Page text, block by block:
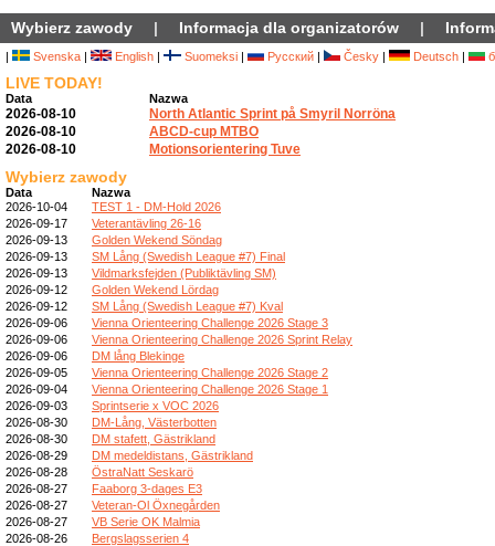
Wybierz zawody | Informacja dla organizatorów |
| Svenska | English | Suomeksi | Русский | Česky | Deutsch |
LIVE TODAY!
Data Nazwa
2026-08-10
North Atlantic Sprint på Smyril Norröna
2026-08-10
ABCD-cup MTBO
2026-08-10
Motionsorientering Tuve
Wybierz zawody
Data
Nazwa
2026-10-04
TEST 1 - DM-Hold 2026
2026-09-17
Veterantävling 26-16
2026-09-13
Golden Wekend Söndag
2026-09-13
SM Lång (Swedish League #7) Final
2026-09-13
Vildmarksfejden (Publiktävling SM)
2026-09-12
Golden Wekend Lördag
2026-09-12
SM Lång (Swedish League #7) Kval
2026-09-06
Vienna Orienteering Challenge 2026 Stage 3
2026-09-06
Vienna Orienteering Challenge 2026 Sprint Relay
2026-09-06
DM lång Blekinge
2026-09-05
Vienna Orienteering Challenge 2026 Stage 2
2026-09-04
Vienna Orienteering Challenge 2026 Stage 1
2026-09-03
Sprintserie x VOC 2026
2026-08-30
DM-Lång, Västerbotten
2026-08-30
DM stafett, Gästrikland
2026-08-29
DM medeldistans, Gästrikland
2026-08-28
ÖstraNatt Seskarö
2026-08-27
Faaborg 3-dages E3
2026-08-27
Veteran-Ol Öxnegården
2026-08-27
VB Serie OK Malmia
2026-08-26
Bergslagsserien 4